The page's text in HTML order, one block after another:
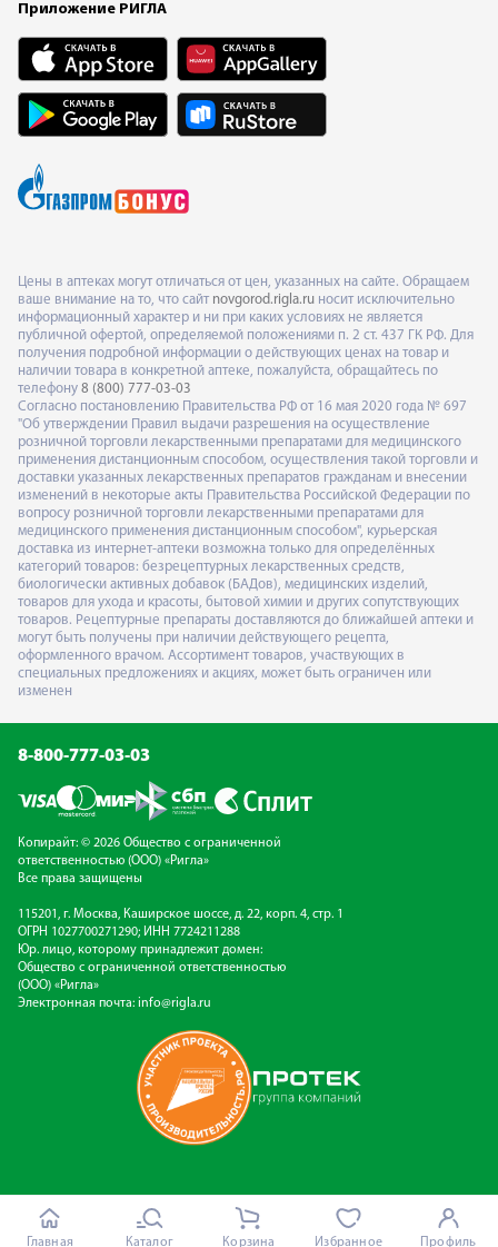
Приложение РИГЛА
Цены в аптеках могут отличаться от цен, указанных на сайте. Обращаем
ваше внимание на то, что сайт novgorod.rigla.ru носит исключительно
информационный характер и ни при каких условиях не является
публичной офертой, определяемой положениями п. 2 ст. 437 ГК РФ. Для
получения подробной информации о действующих ценах на товар и
наличии товара в конкретной аптеке, пожалуйста, обращайтесь по
телефону 8 (800) 777-03-03
Согласно постановлению Правительства РФ от 16 мая 2020 года № 697
"Об утверждении Правил выдачи разрешения на осуществление
розничной торговли лекарственными препаратами для медицинского
применения дистанционным способом, осуществления такой торговли и
доставки указанных лекарственных препаратов гражданам и внесении
изменений в некоторые акты Правительства Российской Федерации по
вопросу розничной торговли лекарственными препаратами для
медицинского применения дистанционным способом", курьерская
доставка из интернет-аптеки возможна только для определённых
категорий товаров: безрецептурных лекарственных средств,
биологически активных добавок (БАДов), медицинских изделий,
товаров для ухода и красоты, бытовой химии и других сопутствующих
товаров. Рецептурные препараты доставляются до ближайшей аптеки и
могут быть получены при наличии действующего рецепта,
оформленного врачом. Ассортимент товаров, участвующих в
специальных предложениях и акциях, может быть ограничен или
изменен
8-800-777-03-03
Копирайт: © 2026 Общество с ограниченной
ответственностью (ООО) «Ригла»
Все права защищены
115201, г. Москва, Каширское шоссе, д. 22, корп. 4, стр. 1
ОГРН 1027700271290; ИНН 7724211288
Юр. лицо, которому принадлежит домен:
Общество с ограниченной ответственностью
(ООО) «Ригла»
Электронная почта: info@rigla.ru
Главная Каталог Корзина Избранное Профиль